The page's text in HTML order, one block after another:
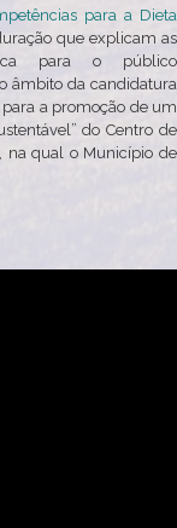
para a Dieta
que explicam as
para o público
âmbito da candidatura
a promoção de um
do Centro de
na qual o Município de